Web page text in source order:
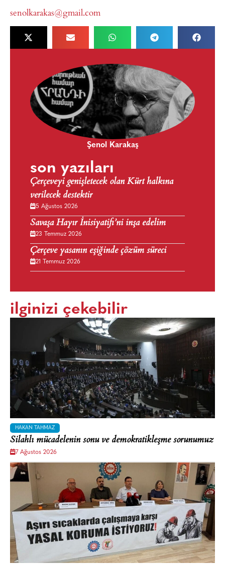
senolkarakas@gmail.com
Şenol Karakaş
son yazıları
Çerçeveyi genişletecek olan Kürt halkına
verilecek destektir
5 Ağustos 2026
Savaşa Hayır İnisiyatifi’ni inşa edelim
23 Temmuz 2026
Çerçeve yasanın eşiğinde çözüm süreci
21 Temmuz 2026
ilginizi çekebilir
HAKAN TAHMAZ
Silahlı mücadelenin sonu ve demokratikleşme sorunumuz
7 Ağustos 2026